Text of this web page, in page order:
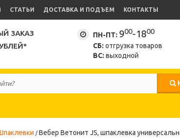
СТАТЬИ ДОСТАВКА И ПОДЪЕМ КОНТАКТЫ
ЗАКАЗ
ПН-ПТ: 900-1800
СБ: отгрузка товаров
ВС: выходной
Вебер Ветонит JS, шпаклевка